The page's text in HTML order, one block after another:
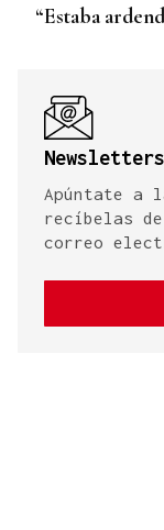
“Estaba
Apúntate a
recíbelas
correo